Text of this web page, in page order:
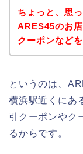
ちょっと、思
ARES45のお
クーポンなど
というのは、
横浜駅近くにあ
引クーポンやク
るからです。